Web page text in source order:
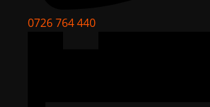
0726 764 440